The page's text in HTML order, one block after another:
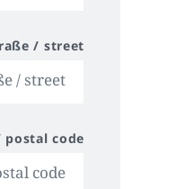
/ street
postal code